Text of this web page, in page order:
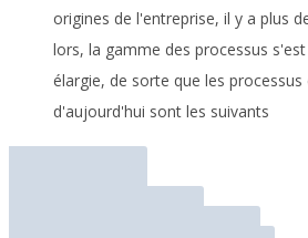
origines de l'entreprise, il y a plus
lors, la gamme des processus
élargie, de sorte que les
d'aujourd'hui sont les suivants